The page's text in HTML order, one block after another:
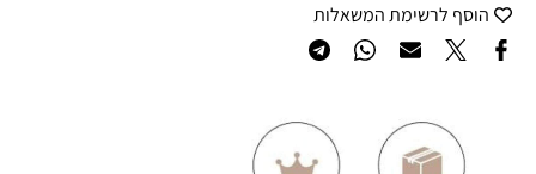
הוסף לרשימת המשאלות